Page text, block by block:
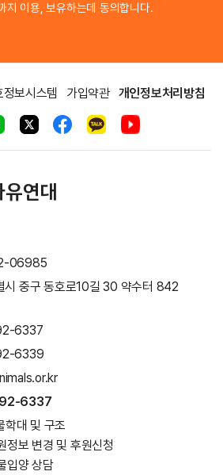
지 이용, 보유하는데 동의합니다.
보시스템 가입약관 개인정보처리방침
연대
06985
시 중구 동호로10길 30 약수터 842
6337
6339
6337
학대 및 구조
정보 변경 및 후원신청
입양 상담